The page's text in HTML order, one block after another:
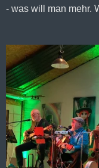
- was will man mehr.